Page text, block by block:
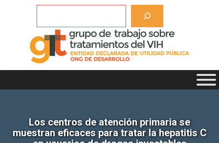
Los centros de atención primaria se
muestran eficaces para tratar la hepatitis C